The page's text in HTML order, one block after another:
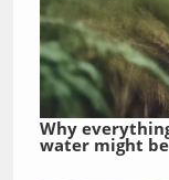
Why
water might